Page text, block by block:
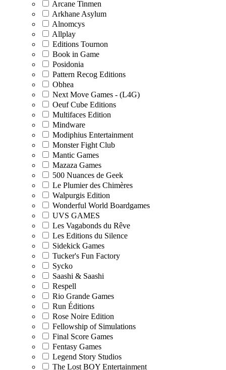
Arcane Tinmen
Arkhane Asylum
Alnomcys
Allplay
Editions Tournon
Book in Game
Posidonia
Pattern Recog Editions
Obhea
Next Move Games - (L4G)
Oeuf Cube Editions
Multifaces Edition
Mindware
Modiphius Entertainment
Monster Fight Club
Mantic Games
Mazaza Games
500 Nuances de Geek
Le Plumier des Chimères
Walpurgis Edition
Wonderful World Boardgames
UVS GAMES
Les Vagabonds du Rêve
Les Editions du Silence
Sidekick Games
Tucker's Fun Factory
Sycko
Saashi & Saashi
Respell
Rio Grande Games
Run Éditions
Rose Noire Edition
Fellowship of Simulations
Final Score Games
Fentasy Games
Legend Story Studios
The Lost BOY Entertainment